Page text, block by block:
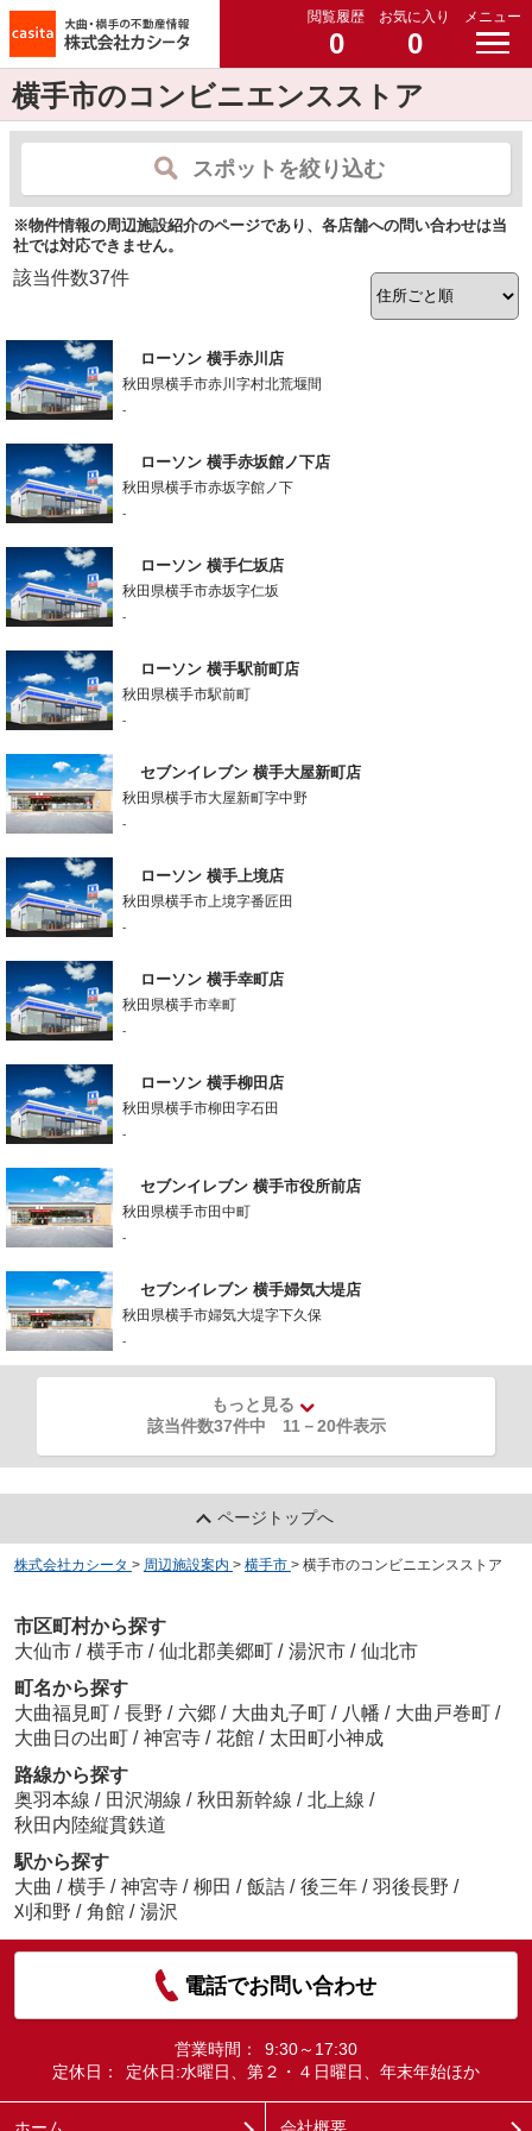
閲覧履歴
0
お気に入り
0
メニュー
横手市のコンビニエンスストア
スポットを絞り込む
※物件情報の周辺施設紹介のページであり、各店舗への問い合わせは当
社では対応できません。
該当件数37件
ローソン 横手赤川店
秋田県横手市赤川字村北荒堰間
-
ローソン 横手赤坂館ノ下店
秋田県横手市赤坂字館ノ下
-
ローソン 横手仁坂店
秋田県横手市赤坂字仁坂
-
ローソン 横手駅前町店
秋田県横手市駅前町
-
セブンイレブン 横手大屋新町店
秋田県横手市大屋新町字中野
-
ローソン 横手上境店
秋田県横手市上境字番匠田
-
ローソン 横手幸町店
秋田県横手市幸町
-
ローソン 横手柳田店
秋田県横手市柳田字石田
-
セブンイレブン 横手市役所前店
秋田県横手市田中町
-
セブンイレブン 横手婦気大堤店
秋田県横手市婦気大堤字下久保
-
もっと見る
該当件数37件中 11 －20件表示
ページトップへ
株式会社カシータ > 周辺施設案内 > 横手市 > 横手市のコンビニエンスストア
市区町村から探す
大仙市 / 横手市 / 仙北郡美郷町 / 湯沢市 / 仙北市
町名から探す
大曲福見町 / 長野 / 六郷 / 大曲丸子町 / 八幡 / 大曲戸巻町 /
大曲日の出町 / 神宮寺 / 花館 / 太田町小神成
路線から探す
奥羽本線 / 田沢湖線 / 秋田新幹線 / 北上線 /
秋田内陸縦貫鉄道
駅から探す
大曲 / 横手 / 神宮寺 / 柳田 / 飯詰 / 後三年 / 羽後長野 /
刈和野 / 角館 / 湯沢
電話でお問い合わせ
営業時間：
9:30～17:30
定休日：
定休日:水曜日、第２・４日曜日、年末年始ほか